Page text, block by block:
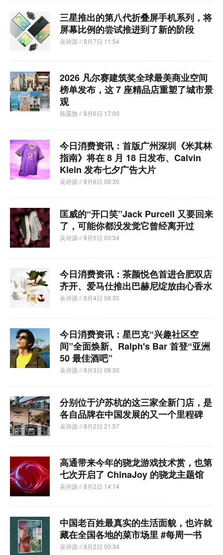
三星推出的第八代折叠屏手机系列，将
屏幕比例的尝试推进到了新的阶段
吴诗源 // 8月7日 11:54
2026 凡尔赛建筑奖全球最美商业空间
榜单发布，这 7 座精品店重塑了城市景
观
陈露致// 8月6日 17:00
今日消费资讯：首版广州深圳《米其林
指南》将在 8 月 18 日发布、Calvin
Klein 发布七夕广告大片
吴诗源 // 8月6日 08:30
匡威的“开口笑”Jack Purcell 又要回来
了，可能你都没发觉它曾经离开过
吴诗源 // 8月5日 00:34
今日消费资讯：茶颜悦色首进合肥双店
齐开、爱马仕推出巴赫尼绽放由心香水
吴诗源 // 8月4日 08:30
今日消费资讯：星巴克“兴趣社区空
间”全面焕新、Ralph's Bar 首登“亚洲
50 最佳酒吧”
吴诗源 // 8月3日 08:30
分别位于沪苏杭的这三家全新门店，是
各自品牌在中国发展的又一个里程碑
吴诗源 // 8月2日 21:57
高通带来今年的骁龙游戏技术赏，也第
七次开启了 ChinaJoy 的骁龙主题馆
吴诗源 // 8月2日 14:14
中国老百姓最真实的生活面貌，也许就
藏在全国各地的菜市场里 #每周一书
吴诗源 // 8月2日 00:34